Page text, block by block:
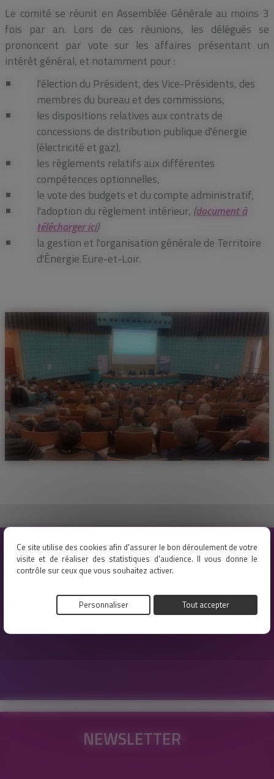
Ce site utilise des cookies afin d'assurer le bon déroulement de votre
visite et de réaliser des statistiques d'audience. Il vous donne le
contrôle sur ceux que vous souhaitez activer.
Tout accepter
Personnaliser
Le comité se réunit en Assemblée Générale au moins 3
fois par an. Lors de ces réunions, les délégués se
prononcent par vote sur les affaires présentant un
intérêt général, et notamment pour :
l'élection du Président, des Vice-Présidents, des
membres du bureau et des commissions,
les dispositions relatives aux contrats de
concessions de distribution publique d'énergie
(électricité et gaz),
les règlements relatifs aux différentes
compétences optionnelles,
le vote des budgets et du compte administratif,
l'adoption du règlement intérieur, (document à
télécharger ici)
la gestion et l'organisation générale de Territoire
d'Énergie Eure-et-Loir.
DOCUMENTS
Télécharger les documents c'est Ici !
NEWSLETTER